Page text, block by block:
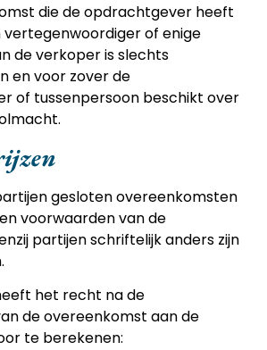
die de opdrachtgever heeft
of enige
de verkoper is slechts
en voor zover de
of tussenpersoon beschikt over
gesloten overeenkomsten
voorwaarden van de
partijen schriftelijk anders zijn
het recht na de
de overeenkomst aan de
te berekenen: